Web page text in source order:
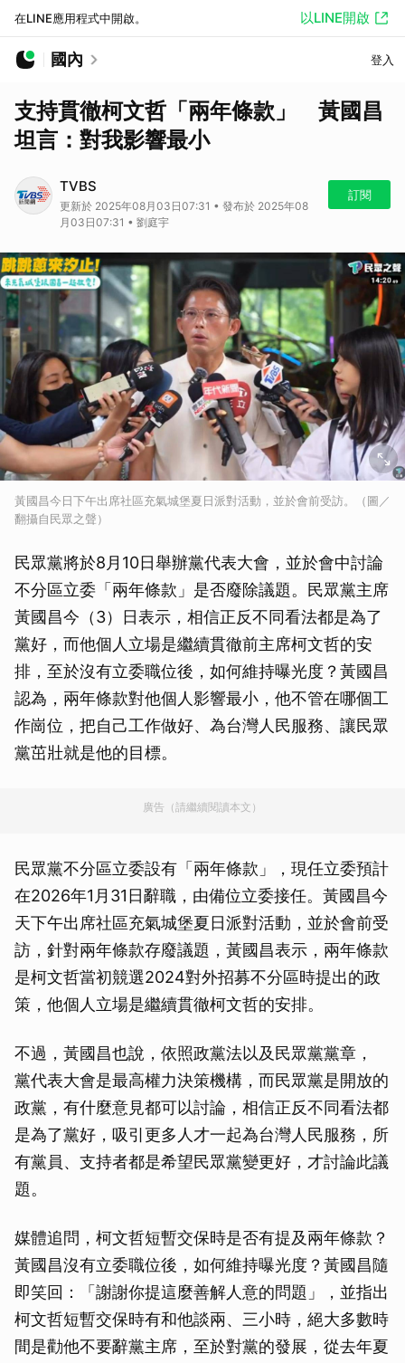
在LINE應用程式中開啟。 以LINE開啟
國內 登入
支持貫徹柯文哲「兩年條款」 黃國昌
坦言：對我影響最小
TVBS
更新於 2025年08月03日07:31 • 發布於 2025年08
月03日07:31 • 劉庭宇
訂閱
黃國昌今日下午出席社區充氣城堡夏日派對活動，並於會前受訪。（圖／
翻攝自民眾之聲）
民眾黨將於8月10日舉辦黨代表大會，並於會中討論
不分區立委「兩年條款」是否廢除議題。民眾黨主席
黃國昌今（3）日表示，相信正反不同看法都是為了
黨好，而他個人立場是繼續貫徹前主席柯文哲的安
排，至於沒有立委職位後，如何維持曝光度？黃國昌
認為，兩年條款對他個人影響最小，他不管在哪個工
作崗位，把自己工作做好、為台灣人民服務、讓民眾
黨茁壯就是他的目標。
廣告（請繼續閱讀本文）
民眾黨不分區立委設有「兩年條款」，現任立委預計
在2026年1月31日辭職，由備位立委接任。黃國昌今
天下午出席社區充氣城堡夏日派對活動，並於會前受
訪，針對兩年條款存廢議題，黃國昌表示，兩年條款
是柯文哲當初競選2024對外招募不分區時提出的政
策，他個人立場是繼續貫徹柯文哲的安排。
不過，黃國昌也說，依照政黨法以及民眾黨黨章，
黨代表大會是最高權力決策機構，而民眾黨是開放的
政黨，有什麼意見都可以討論，相信正反不同看法都
是為了黨好，吸引更多人才一起為台灣人民服務，所
有黨員、支持者都是希望民眾黨變更好，才討論此議
題。
媒體追問，柯文哲短暫交保時是否有提及兩年條款？
黃國昌沒有立委職位後，如何維持曝光度？黃國昌隨
即笑回：「謝謝你提這麼善解人意的問題」，並指出
柯文哲短暫交保時有和他談兩、三小時，絕大多數時
間是勸他不要辭黨主席，至於對黨的發展，從去年夏